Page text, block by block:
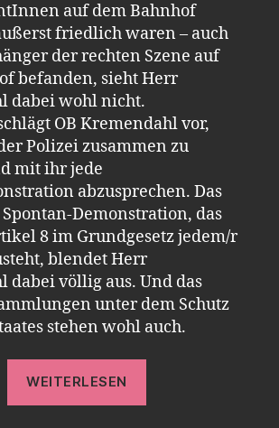
auf dem Bahnhof
friedlich waren – auch
der rechten Szene auf
befanden, sieht Herr
dabei wohl nicht.
OB Kremendahl vor,
Polizei zusammen zu
mit ihr jede
abzusprechen. Das
Demonstration, das
8 im Grundgesetz jedem/r
blendet Herr
dabei völlig aus. Und das
unter dem Schutz
stehen wohl auch.
WEITERLESEN